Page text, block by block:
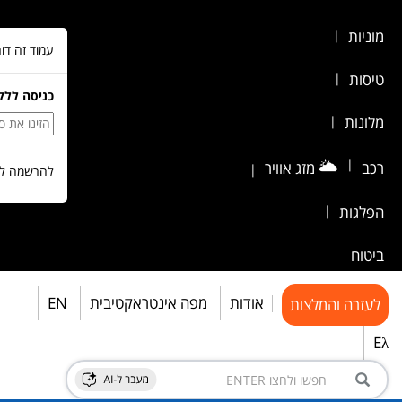
מוניות |
טיסות |
מלונות |
רכב |
🌥️ מזג אוויר |
הפלגות |
ביטוח
לעזרה והמלצות אודות מפה אינטראקטיבית
EN
Eλ
עמוד זה
כניסה
להרשמה